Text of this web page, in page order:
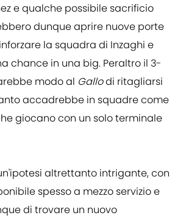
e qualche possibile sacrificio
dunque aprire nuove porte
la squadra di Inzaghi e
chance in una big. Peraltro il 3-
modo al Gallodi ritagliarsi
accadrebbe in squadre come
giocano con un solo terminale
altrettanto intrigante, con
spesso a mezzo servizio e
di trovare un nuovo